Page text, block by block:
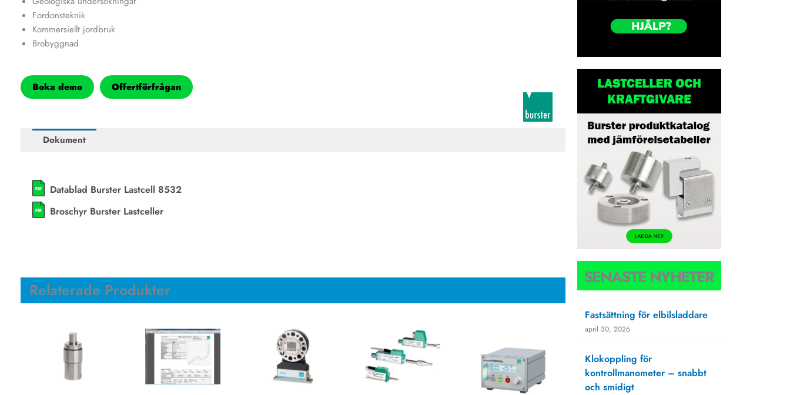
Fordonsteknik
Kommersiellt jordbruk
Brobyggnad
Boka demo Offertförfrågan
Dokument
Datablad Burster Lastcell 8532
Broschyr Burster Lastceller
Relaterade Produkter
SENASTE NYHETER
Fastsättning för elbilsladdare
april 30, 2026
Klokoppling för
kontrollmanometer – snabbt
och smidigt